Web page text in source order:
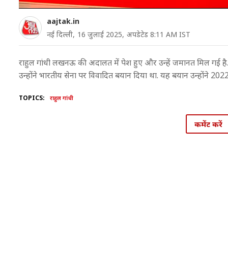
aajtak.in
नई दिल्ली, 16 जुलाई 2025, अपडेटेड 8:11 AM IST
राहुल गांधी लखनऊ की अदालत में पेश हुए और उन्हें जमानत मिल गई
उन्होंने भारतीय सेना पर विवादित बयान दिया था. यह बयान उन्होंने
TOPICS: राहुल गांधी
कमेंट करें